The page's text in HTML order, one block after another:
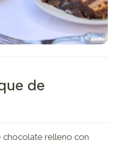
de
chocolate relleno con